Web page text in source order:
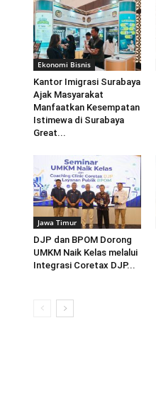
Ekonomi Bisnis
Kantor Imigrasi Surabaya
Ajak Masyarakat
Manfaatkan Kesempatan
Istimewa di Surabaya
Great...
Jawa Timur
DJP dan BPOM Dorong
UMKM Naik Kelas melalui
Integrasi Coretax DJP...